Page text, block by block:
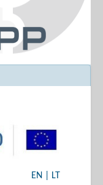
EN LT